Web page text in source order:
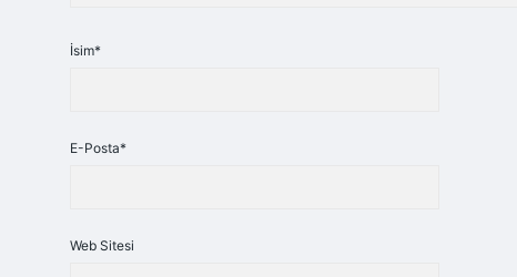
İsim*
E-Posta*
Web Sitesi